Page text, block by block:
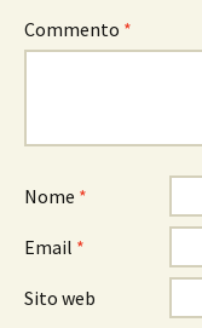
Commento *
Nome *
Email *
Sito web